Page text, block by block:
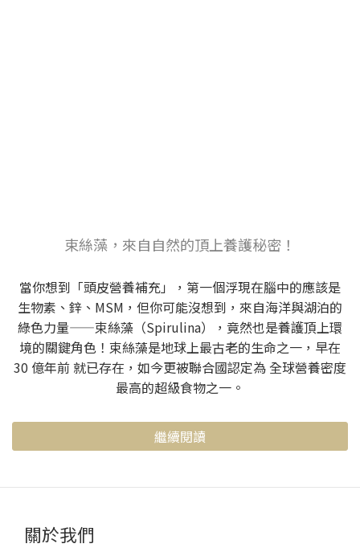
束絲藻，來自自然的頂上養護秘密！
當你想到「頭皮營養補充」，第一個浮現在腦中的應該是
生物素、鋅、MSM，但你可能沒想到，來自海洋與湖泊的
綠色力量——束絲藻（Spirulina），竟然也是養護頂上環
境的關鍵角色！束絲藻是地球上最古老的生命之一，早在
30 億年前 就已存在，如今更被聯合國認定為 全球營養密度
最高的超級食物之一。
繼續閱讀
關於我們